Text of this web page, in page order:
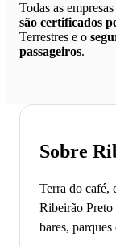
Todas as
são certificados
Terrestres e o
passageiros.
Sobre
Terra do café,
Ribeirão Preto
bares,